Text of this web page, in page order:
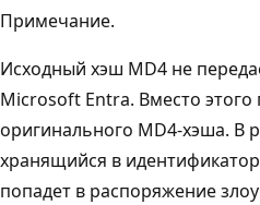
Примечание.
Исходный хэш MD4 не
Microsoft Entra. Вместо этого
оригинального MD4-хэша. В
хранящийся в
попадет в распоряжение